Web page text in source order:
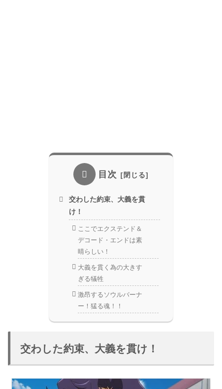
目次
交わした約束、大義を貫
け！
ここでエクステンド＆
デコード・エンドは素
晴らしい！
大義を貫く為の大きす
ぎる犠牲
激昂するソウルバーナ
ー！猛る魂！！
交わした約束、大義を貫け！